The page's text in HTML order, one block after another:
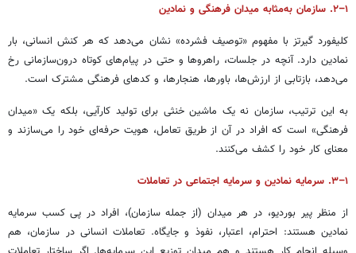
۱–۲. سازمان به‌مثابه میدان فرهنگی و نمادین
کلیفورد گیرتز با مفهوم «توصیف فشرده» نشان می‌دهد که هر کنش انسانی، بار
نمادین دارد. آنچه در جلسات، راهروها و حتی در پیام‌های کوتاه درون‌سازمانی رخ
می‌دهد، بازتابی از ارزش‌ها، باورها، هنجارها، و کدهای فرهنگی مشترک است.
به این ترتیب، سازمان نه یک ماشین خنثی برای تولید کارآیی، بلکه یک «میدان
فرهنگی» است که افراد در آن از طریق تعامل، هویت حرفه‌ای خود را می‌سازند و
معنای کار خود را کشف می‌کنند.
۱–۳. سرمایه نمادین و سرمایه اجتماعی در تعاملات
از منظر پیر بوردیو، در هر میدان (از جمله سازمان)، افراد در پی کسب سرمایه
نمادین هستند: احترام، اعتبار، نفوذ و جایگاه. تعاملات انسانی در سازمان، هم